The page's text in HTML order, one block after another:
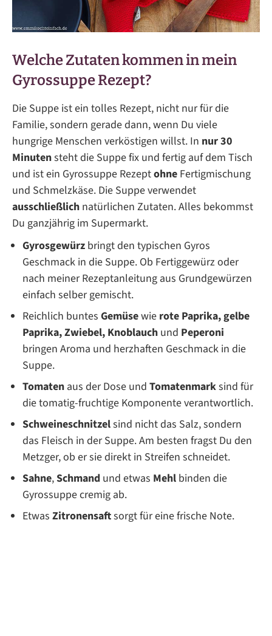
Welche Zutaten kommen in mein
Gyrossuppe Rezept?
Die Suppe ist ein tolles Rezept, nicht nur für die
Familie, sondern gerade dann, wenn Du viele
hungrige Menschen verköstigen willst. In nur 30
Minutensteht die Suppe fix und fertig auf dem Tisch
und ist ein Gyrossuppe Rezeptohne Fertigmischung
und Schmelzkäse. Die Suppe verwendet
ausschließlich natürlichen Zutaten. Alles bekommst
Du ganzjährig im Supermarkt.
Gyrosgewürz bringt den typischen Gyros
Geschmack in die Suppe. Ob Fertiggewürz oder
nach meiner Rezeptanleitung aus Grundgewürzen
einfach selber gemischt.
Reichlich buntes Gemüsewie rote Paprika, gelbe
Paprika, Zwiebel, Knoblauch und Peperoni
bringen Aroma und herzhaften Geschmack in die
Suppe.
Tomaten aus der Dose und Tomatenmarksind für
die tomatig-fruchtige Komponente verantwortlich.
Schweineschnitzelsind nicht das Salz, sondern
das Fleisch in der Suppe. Am besten fragst Du den
Metzger, ob er sie direkt in Streifen schneidet.
Sahne,Schmand und etwas Mehl binden die
Gyrossuppe cremig ab.
Etwas Zitronensaftsorgt für eine frische Note.